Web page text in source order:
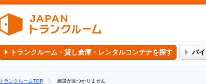
トランクルーム・貸し倉庫・レンタルコンテナを探す バ
トランクルームTOP 施設が見つかりません